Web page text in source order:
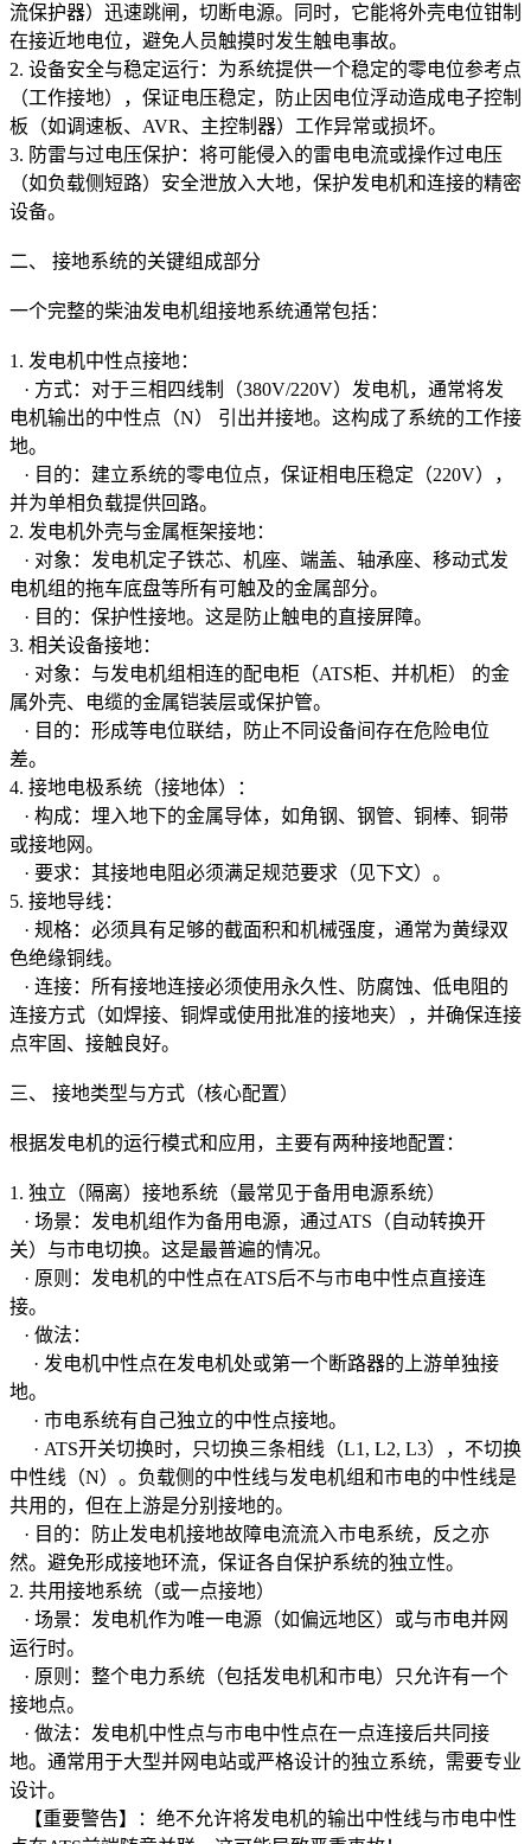
流保护器）迅速跳闸，切断电源。同时，它能将外壳电位钳制
在接近地电位，避免人员触摸时发生触电事故。
2. 设备安全与稳定运行：为系统提供一个稳定的零电位参考点
（工作接地），保证电压稳定，防止因电位浮动造成电子控制
板（如调速板、AVR、主控制器）工作异常或损坏。
3. 防雷与过电压保护：将可能侵入的雷电电流或操作过电压
（如负载侧短路）安全泄放入大地，保护发电机和连接的精密
设备。
二、 接地系统的关键组成部分
一个完整的柴油发电机组接地系统通常包括：
1. 发电机中性点接地：
· 方式：对于三相四线制（380V/220V）发电机，通常将发
电机输出的中性点（N） 引出并接地。这构成了系统的工作接
地。
· 目的：建立系统的零电位点，保证相电压稳定（220V），
并为单相负载提供回路。
2. 发电机外壳与金属框架接地：
· 对象：发电机定子铁芯、机座、端盖、轴承座、移动式发
电机组的拖车底盘等所有可触及的金属部分。
· 目的：保护性接地。这是防止触电的直接屏障。
3. 相关设备接地：
· 对象：与发电机组相连的配电柜（ATS柜、并机柜） 的金
属外壳、电缆的金属铠装层或保护管。
· 目的：形成等电位联结，防止不同设备间存在危险电位
差。
4. 接地电极系统（接地体）：
· 构成：埋入地下的金属导体，如角钢、钢管、铜棒、铜带
或接地网。
· 要求：其接地电阻必须满足规范要求（见下文）。
5. 接地导线：
· 规格：必须具有足够的截面积和机械强度，通常为黄绿双
色绝缘铜线。
· 连接：所有接地连接必须使用永久性、防腐蚀、低电阻的
连接方式（如焊接、铜焊或使用批准的接地夹），并确保连接
点牢固、接触良好。
三、 接地类型与方式（核心配置）
根据发电机的运行模式和应用，主要有两种接地配置：
1. 独立（隔离）接地系统（最常见于备用电源系统）
· 场景：发电机组作为备用电源，通过ATS（自动转换开
关）与市电切换。这是最普遍的情况。
· 原则：发电机的中性点在ATS后不与市电中性点直接连
接。
· 做法：
· 发电机中性点在发电机处或第一个断路器的上游单独接
地。
· 市电系统有自己独立的中性点接地。
· ATS开关切换时，只切换三条相线（L1, L2, L3），不切换
中性线（N）。负载侧的中性线与发电机组和市电的中性线是
共用的，但在上游是分别接地的。
· 目的：防止发电机接地故障电流流入市电系统，反之亦
然。避免形成接地环流，保证各自保护系统的独立性。
2. 共用接地系统（或一点接地）
· 场景：发电机作为唯一电源（如偏远地区）或与市电并网
运行时。
· 原则：整个电力系统（包括发电机和市电）只允许有一个
接地点。
· 做法：发电机中性点与市电中性点在一点连接后共同接
地。通常用于大型并网电站或严格设计的独立系统，需要专业
设计。
【重要警告】：绝不允许将发电机的输出中性线与市电中性